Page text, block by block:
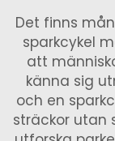
Det finns
sparkcykel
att
känna sig
och en
sträckor utan